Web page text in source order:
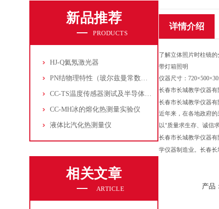
新品推荐
PRODUCTS
HJ-Q氦氖激光器
PN结物理特性（玻尔兹曼常数测定仪）
CC-TS温度传感器测试及半导体致冷控温实验仪
CC-MH冰的熔化热测量实验仪
液体比汽化热测量仪
相关文章
ARTICLE
详情介绍
了解立体照片时柱镜
带灯箱照明
仪器尺寸：
长春市长城教学仪器有
长春市长城教学仪器
近年来，在各地政府
以“质量求生存、诚信
长春市长城教学仪器
学仪器制造业。长春
产品